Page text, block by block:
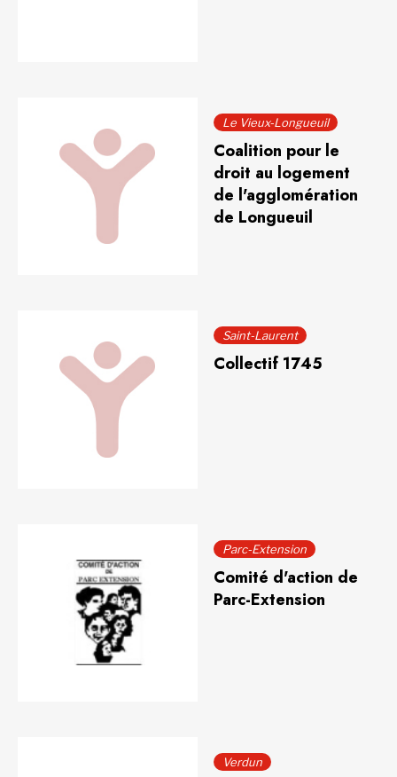
Le Vieux-Longueuil
Coalition pour le
droit au logement
de l'agglomération
de Longueuil
Saint-Laurent
Collectif 1745
Parc-Extension
Comité d'action de
Parc-Extension
Verdun